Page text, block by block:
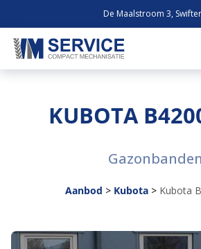
De Maalstroom 3,
KUBOTA
Gazonbanden
Aanbod > Kubota > Kubota